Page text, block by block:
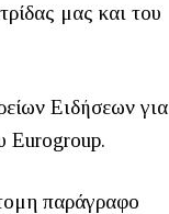
μας και του
Ειδήσεων για
Eurogroup.
παράγραφο